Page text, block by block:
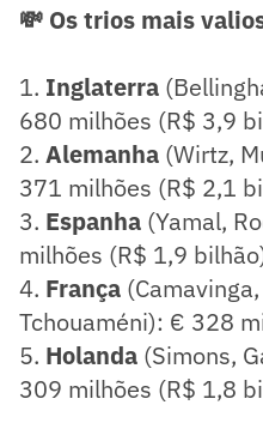
💸 Os trios mais
1. Inglaterra
680 milhões (R$ 3,9
2. Alemanha (Wirtz,
371 milhões (R$ 2,1
3. Espanha (Yamal,
milhões (R$ 1,9
4. França
Tchouaméni): € 328
5. Holanda (Simons,
309 milhões (R$ 1,8